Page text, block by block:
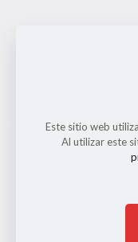
© 2026 ERMO
Reservados.
Este sitio web
Al utilizar este